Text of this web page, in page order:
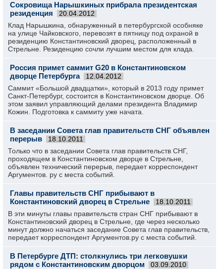
Сокровища Нарышкиных прибрала президентская
резиденция
20.04.2012
Клад Нарышкина, обнаруженный в петербургской особняке
на улице Чайковского, перевозят в пятницу под охраной в
резиденцию Константиновский дворец, расположенный в
Стрельне. Резиденцию сочли лучшим местом для клада.
Россия примет саммит G20 в Константиновском
дворце Петербурга
12.04.2012
Саммит «Большой двадцатки», который в 2013 году примет
Санкт-Петербург, состоится в Константиновском дворце. Об
этом заявил управляющий делами президента Владимир
Кожин. Подготовка к саммиту уже начата.
В заседании Совета глав правительств СНГ объявлен
перерыв
18.10.2011
Только что в заседании Совета глав правительств СНГ,
проходящем в Константиновском дворце в Стрельне,
объявлен технический перерыв, передает корреспондент
Аргументов. ру с места событий.
Главы правительств СНГ прибывают в
Константиновский дворец в Стрельне
18.10.2011
В эти минуты главы правительств стран СНГ прибывают в
Константиновский дворец в Стрельне, где через несколько
минут должно начаться заседание Совета глав правительств,
передает корреспондент Аргументов.ру с места событий.
В Петербурге ДТП: столкнулись три легковушки
рядом с Константиновским дворцом
03.09.2010